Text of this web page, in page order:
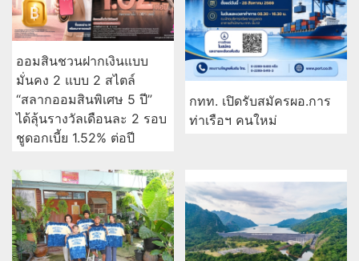
ออมสินชวนฝากเงินแบบ
มั่นคง 2 แบบ 2 สไตล์
“สลากออมสินพิเศษ 5 ปี”
ได้ลุ้นรางวัลเดือนละ 2 รอบ
ชูดอกเบี้ย 1.52% ต่อปี
กทท. เปิดรับสมัครผอ.การ
ท่าเรือฯ คนใหม่